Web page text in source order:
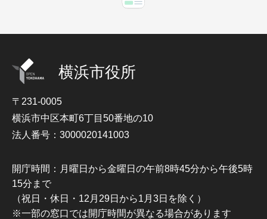
横浜市役所
〒231-0005
横浜市中区本町6丁目50番地の10
法人番号：3000020141003
開庁時間：月曜日から金曜日の午前8時45分から午後5時
15分まで
（祝日・休日・12月29日から1月3日を除く）
※一部の窓口では開庁時間が異なる場合があります